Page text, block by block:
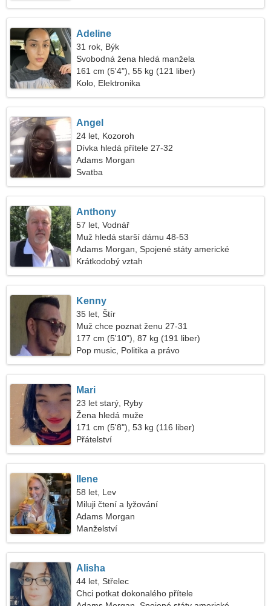
Adeline
31 rok, Býk
Svobodná žena hledá manžela
161 cm (5'4"), 55 kg (121 liber)
Kolo, Elektronika
Angel
24 let, Kozoroh
Dívka hledá přítele 27-32
Adams Morgan
Svatba
Anthony
57 let, Vodnář
Muž hledá starší dámu 48-53
Adams Morgan, Spojené státy americké
Krátkodobý vztah
Kenny
35 let, Štír
Muž chce poznat ženu 27-31
177 cm (5'10"), 87 kg (191 liber)
Pop music, Politika a právo
Mari
23 let starý, Ryby
Žena hledá muže
171 cm (5'8"), 53 kg (116 liber)
Přátelství
Ilene
58 let, Lev
Miluji čtení a lyžování
Adams Morgan
Manželství
Alisha
44 let, Střelec
Chci potkat dokonalého přítele